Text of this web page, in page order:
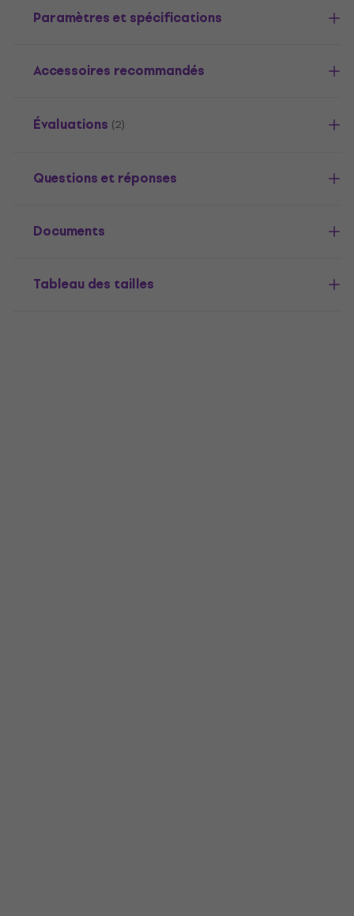
Paramètres et spécifications
Accessoires recommandés
Évaluations (2)
Questions et réponses
Documents
Tableau des tailles